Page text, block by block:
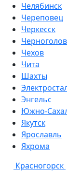
Челябинск
Череповец
Черкесск
Чехов
Чита
Шахты
Энгельс
Южно-
Якутск
Ярославль
Яхрома
Красногорск